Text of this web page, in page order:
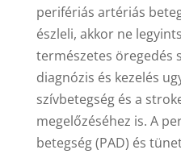
perifériás artériás
észleli, akkor ne
természetes öregedés
diagnózis és kezelés
szívbetegség és a
megelőzéséhez is. A
betegség (PAD) és